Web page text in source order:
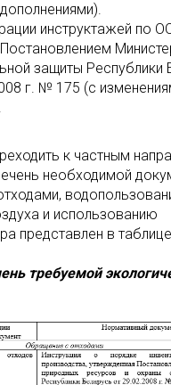
инструктажей по
защиты Республики
г. № 175 (с
к частным
необходимой
и использованию
представлен в
требуемой